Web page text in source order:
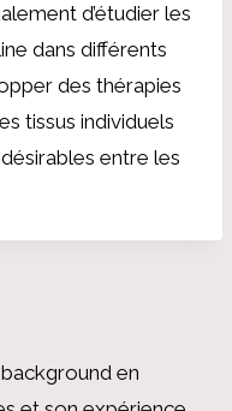
d’étudier les
dans différents
des thérapies
tissus individuels
entre les
en